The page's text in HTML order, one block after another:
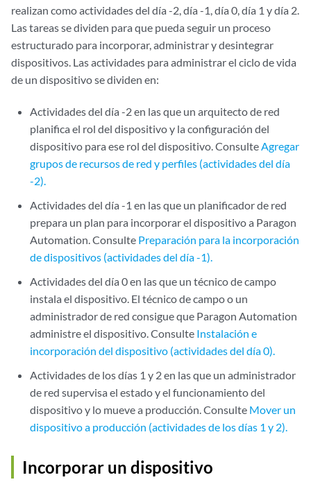
realizan como actividades del día -2, día -1, día 0, día 1 y día 2.
Las tareas se dividen para que pueda seguir un proceso
estructurado para incorporar, administrar y desintegrar
dispositivos. Las actividades para administrar el ciclo de vida
de un dispositivo se dividen en:
Actividades del día -2 en las que un arquitecto de red
planifica el rol del dispositivo y la configuración del
dispositivo para ese rol del dispositivo. ConsulteAgregar
grupos de recursos de red y perfiles (actividades del día
-2).
Actividades del día -1 en las que un planificador de red
prepara un plan para incorporar el dispositivo a Paragon
Automation. Consulte Preparación para la incorporación
de dispositivos (actividades del día -1).
Actividades del día 0 en las que un técnico de campo
instala el dispositivo. El técnico de campo o un
administrador de red consigue que Paragon Automation
administre el dispositivo. Consulte Instalación e
incorporación del dispositivo (actividades del día 0).
Actividades de los días 1 y 2 en las que un administrador
de red supervisa el estado y el funcionamiento del
dispositivo y lo mueve a producción. Consulte Mover un
dispositivo a producción (actividades de los días 1 y 2).
Incorporar un dispositivo